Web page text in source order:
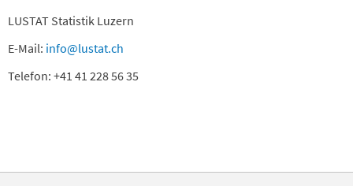
LUSTAT Statistik Luzern
E-Mail: info@lustat.ch
Telefon: +41 41 228 56 35